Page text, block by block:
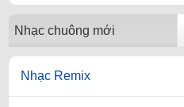
Nhạc chuông mới
Nhạc Remix